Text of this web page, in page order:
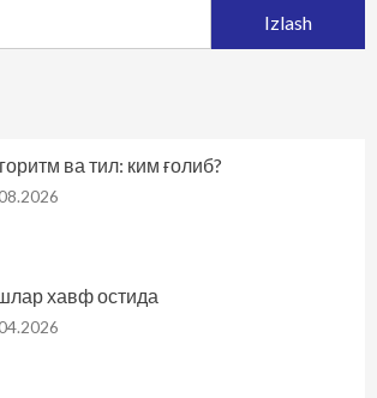
ва тил: ким ғолиб?
хавф остида